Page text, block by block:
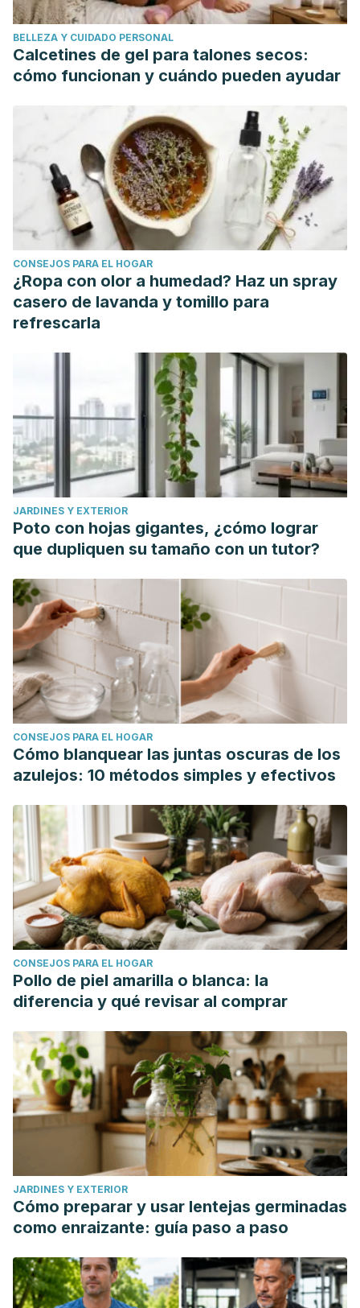
Spices: Second Edition.
https://doi.org/10.1533/9780857095671.430
Ceylan, E., & Fung, D. Y. C. (2004). Antimicrobial activity of
spices. Journal of Rapid Methods and Automation in
https://doi.org/10.1111/j.1745-
4581.2004.tb00046.x
Cortés-Rojas, D. F., de Souza, C. R. F., & Oliveira, W. P.
(2014). Clove (Syzygium aromaticum): A precious spice.
Asian Pacific Journal of Tropical Biomedicine.
https://doi.org/10.1016/S2221-1691
(14)60215-X
BELLEZA Y CUIDADO PERSONAL
Calcetines de gel para talones secos:
cómo funcionan y cuándo pueden ayudar
CONSEJOS PARA EL HOGAR
¿Ropa con olor a humedad? Haz un spray
casero de lavanda y tomillo para
refrescarla
JARDINES Y EXTERIOR
Poto con hojas gigantes, ¿cómo lograr
que dupliquen su tamaño con un tutor?
CONSEJOS PARA EL HOGAR
Cómo blanquear las juntas oscuras de los
azulejos: 10 métodos simples y efectivos
CONSEJOS PARA EL HOGAR
Pollo de piel amarilla o blanca: la
diferencia y qué revisar al comprar
JARDINES Y EXTERIOR
Cómo preparar y usar lentejas germinadas
como enraizante: guía paso a paso